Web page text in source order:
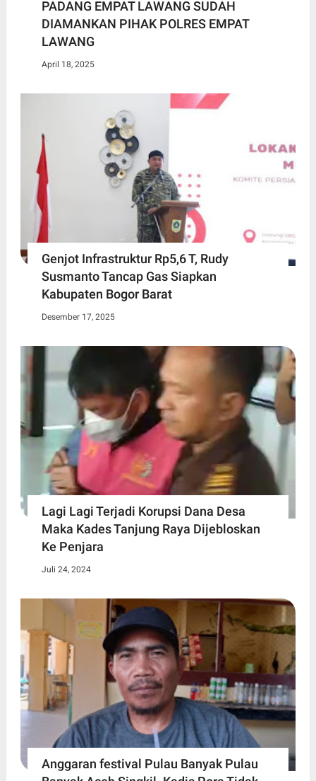
PADANG EMPAT LAWANG SUDAH
DIAMANKAN PIHAK POLRES EMPAT
LAWANG
April 18, 2025
Genjot Infrastruktur Rp5,6 T, Rudy
Susmanto Tancap Gas Siapkan
Kabupaten Bogor Barat
Desember 17, 2025
Lagi Lagi Terjadi Korupsi Dana Desa
Maka Kades Tanjung Raya Dijebloskan
Ke Penjara
Juli 24, 2024
Anggaran festival Pulau Banyak Pulau